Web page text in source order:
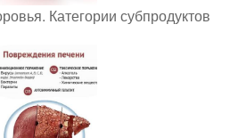
Категории субпродуктов